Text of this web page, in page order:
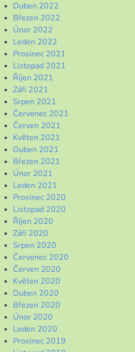
Duben 2022
Březen 2022
Únor 2022
Leden 2022
Prosinec 2021
Listopad 2021
Říjen 2021
Září 2021
Srpen 2021
Červenec 2021
Červen 2021
Květen 2021
Duben 2021
Březen 2021
Únor 2021
Leden 2021
Prosinec 2020
Listopad 2020
Říjen 2020
Září 2020
Srpen 2020
Červenec 2020
Červen 2020
Květen 2020
Duben 2020
Březen 2020
Únor 2020
Leden 2020
Prosinec 2019